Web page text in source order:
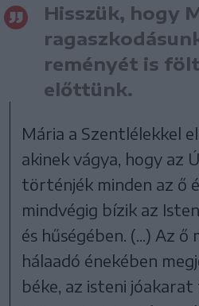
Hisszük, hogy
reményét is
előttünk.
Mária a Szentlélekkel
akinek vágya, hogy az
történjék minden az ő
mindvégig bízik az
és hűségében. (...) Az ő
hálaadó énekében
béke, az isteni